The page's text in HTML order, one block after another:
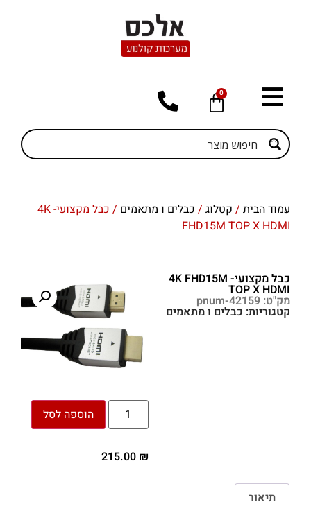
0
עמוד הבית / קטלוג / כבלים ו מתאמים
/ כבל מקצועי- 4K
FHD15M TOP X HDMI
כבל מקצועי- 4K FHD15M
TOP X HDMI
מק"ט: pnum-42159
קטגוריות: כבלים ו מתאמים
הוספה לסל
₪
תיאור